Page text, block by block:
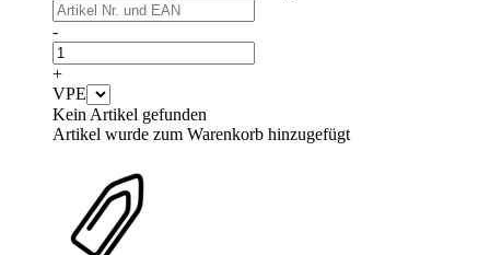
-
+
VPE
Kein Artikel gefunden
Artikel wurde zum Warenkorb hinzugefügt